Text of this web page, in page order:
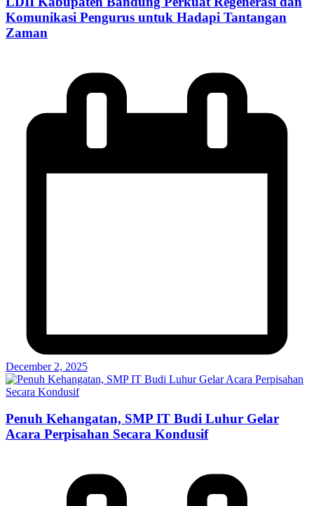
Komunikasi Pengurus untuk Hadapi Tantangan
Zaman
December 2, 2025
Penuh Kehangatan, SMP IT Budi Luhur Gelar
Acara Perpisahan Secara Kondusif